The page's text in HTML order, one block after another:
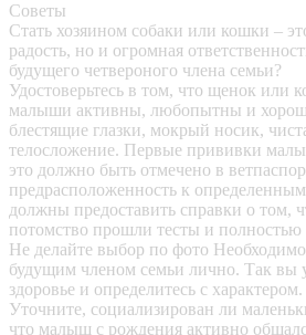
Советы
Стать хозяином собаки или кошки –
радость, но и огромная
будущего четвероного члена семьи?
Удостоверьтесь в том, что щенок или
малыши активны, любопытны и
блестящие глазки, мокрый носик,
телосложение. Первые прививки
это должно быть отмечено в
предрасположенность к
должны предоставить справки о том,
потомство прошли тесты и полностью
Не делайте выбор по фото
будущим членом семьи лично. Так вы
здоровье и определитесь с характером.
Уточните, социализирован ли
что малыш с рождения активно